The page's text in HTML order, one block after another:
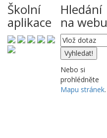
Školní
aplikace
Hledání
na webu
Nebo si
prohlédněte
Mapu stránek.